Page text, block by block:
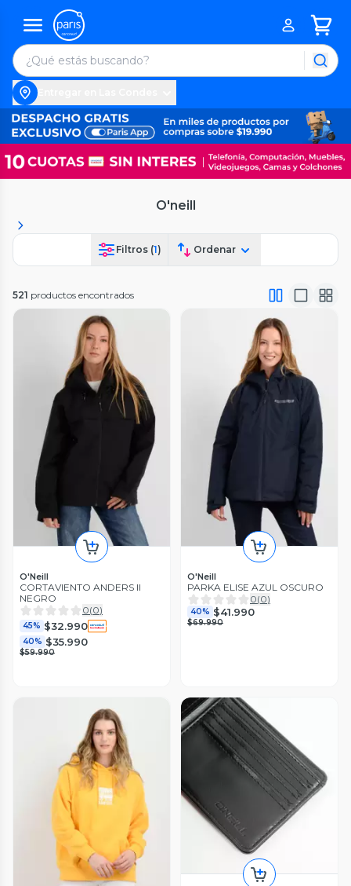
O'neill
Filtros (1) Ordenar
521 productos encontrados
O'Neill
CORTAVIENTO ANDERS II
NEGRO
0(0)
45% $32.990
40% $35.990
$59.990
O'Neill
PARKA ELISE AZUL OSCURO
0(0)
40% $41.990
$69.990